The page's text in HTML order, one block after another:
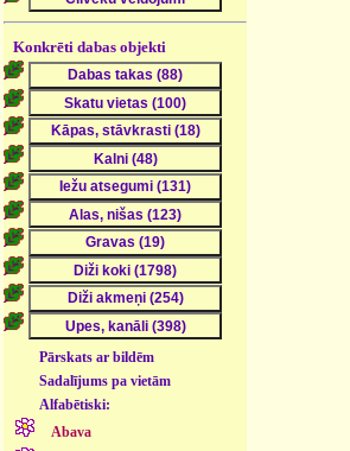
Konkrēti dabas objekti
Pārskats ar bildēm
Sadalījums pa vietām
Alfabētiski:
Abava